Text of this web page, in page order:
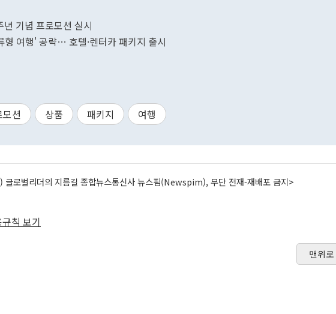
기념 프로모션 실시
형 여행' 공략… 호텔·렌터카 패키지 출시
션 상품 패키지 여행
글로벌리더의 지름길 종합뉴스통신사 뉴스핌(Newspim), 무단 전재-재배포 금지>
칙 보기
맨위로